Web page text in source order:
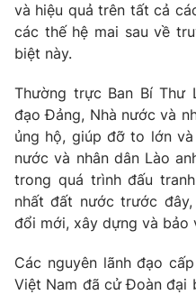
THỜI BÁO VTV
Theo dõi báo trên
Cơ quan chủ quản:Đài
Cơ quan báo chí:
Thời báo VTV
Giấy phép hoạt động báo in
cấp ngày 29/12/2023
Tổng Biên tập: Vũ Thanh Thủy
Phó Tổng Biên tập:Nguyễn
và hiệu quả trên tất cả
các thế hệ mai sau về
biệt này.
Thường trực Ban Bí Thư
đạo Đảng, Nhà nước và
ủng hộ, giúp đỡ to lớn
nước và nhân dân Lào
trong quá trình đấu
nhất đất nước trước
đổi mới, xây dựng và bảo
​Các nguyên lãnh đạo
Việt Nam đã cử Đoàn đại